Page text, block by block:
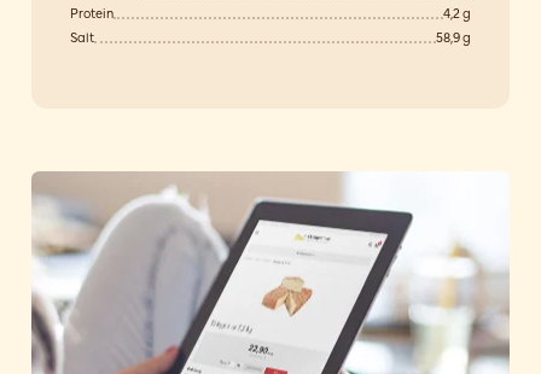
Protein
4,2 g
Salt
58,9 g